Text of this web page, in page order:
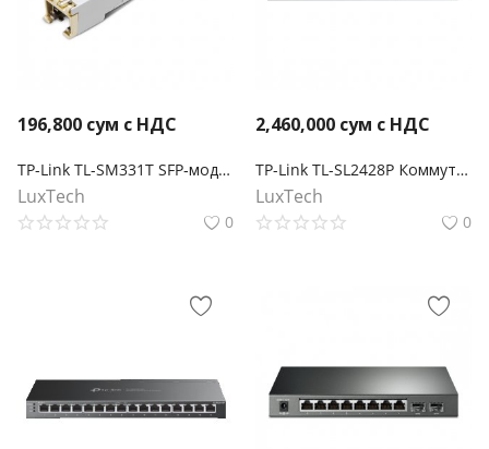
196,800 сум с НДС
TP-Link TL-SM331T SFP‑модуль 1000BASE-T RJ45
LuxTech
0
2,460,000 сум с НДС
TP-Link TL-SL2428P Коммутатор JetStream Smart с 24 портами RJ45 10/100 Мбит/с, 4 гигабитными портами RJ45 и 2 комбинированными портами RJ45/SFP
LuxTech
0